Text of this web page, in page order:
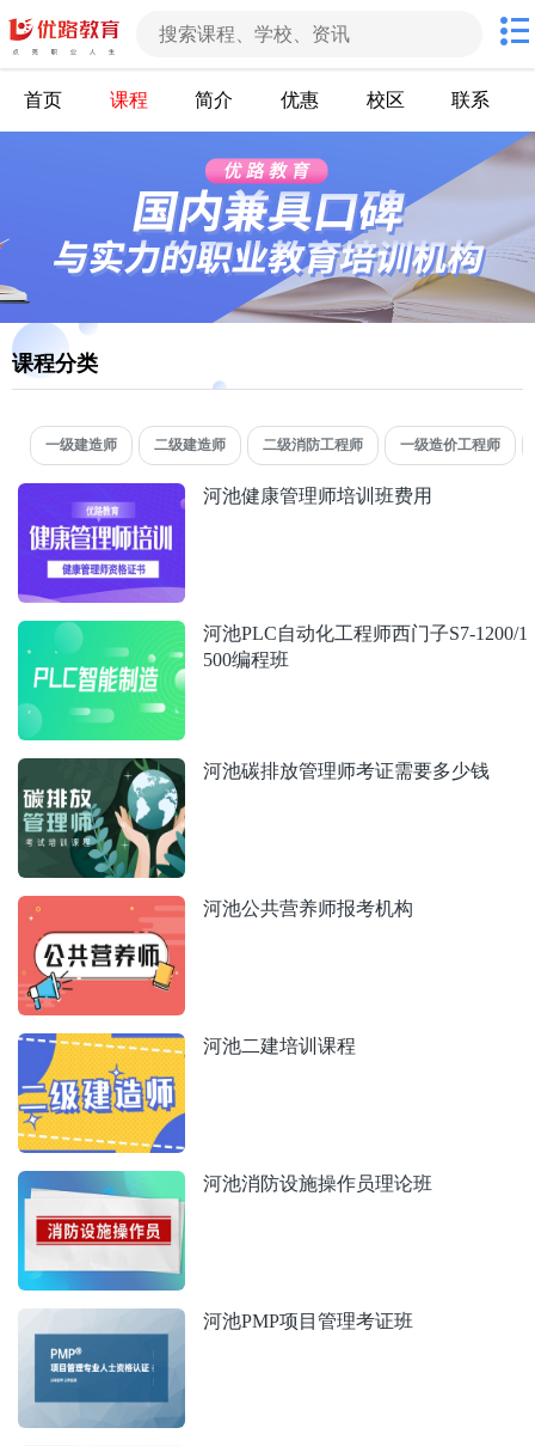
首页 课程 简介 优惠 校区 联系
课程分类
一级建造师 二级建造师 二级消防工程师 一级造价工程师
河池健康管理师培训班费用
河池PLC自动化工程师西门子S7-1200/1
500编程班
河池碳排放管理师考证需要多少钱
河池公共营养师报考机构
河池二建培训课程
河池消防设施操作员理论班
河池PMP项目管理考证班